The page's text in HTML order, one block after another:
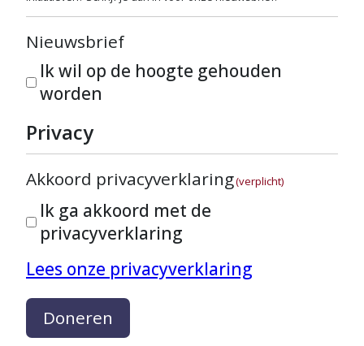
Nieuwsbrief
Ik wil op de hoogte gehouden
worden
Privacy
Akkoord privacyverklaring(verplicht)
Ik ga akkoord met de
privacyverklaring
Lees onze privacyverklaring
Doneren